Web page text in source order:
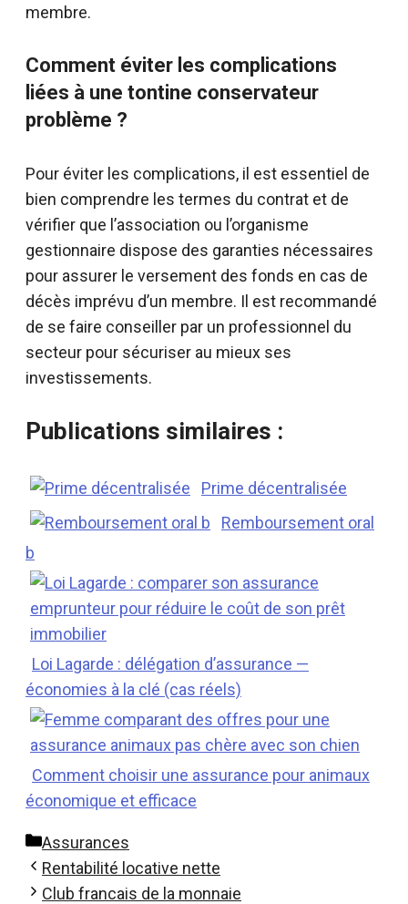
membre.
Comment éviter les complications
liées à une tontine conservateur
problème ?
Pour éviter les complications, il est essentiel de
bien comprendre les termes du contrat et de
vérifier que l’association ou l’organisme
gestionnaire dispose des garanties nécessaires
pour assurer le versement des fonds en cas de
décès imprévu d’un membre. Il est recommandé
de se faire conseiller par un professionnel du
secteur pour sécuriser au mieux ses
investissements.
Publications similaires :
Prime décentralisée
Remboursement oral
b
Loi Lagarde : délégation d’assurance —
économies à la clé (cas réels)
Comment choisir une assurance pour animaux
économique et efficace
Catégories
Assurances
Rentabilité locative nette
Club francais de la monnaie